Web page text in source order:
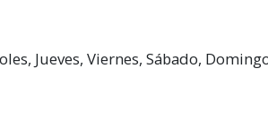
Jueves, Viernes, Sábado,